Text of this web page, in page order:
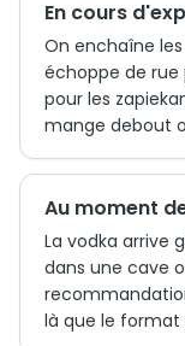
En cours
On enchaîne
échoppe de rue
pour les
mange debout
Au moment
La vodka arrive
dans une cave
là que le format